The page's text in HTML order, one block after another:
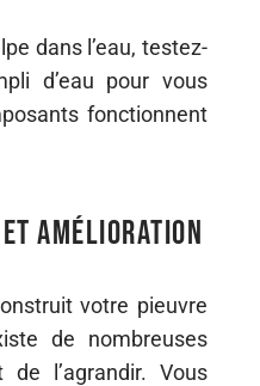
dans l’eau, testez-
d’eau pour vous
fonctionnent
amélioration
votre pieuvre
de nombreuses
l’agrandir. Vous